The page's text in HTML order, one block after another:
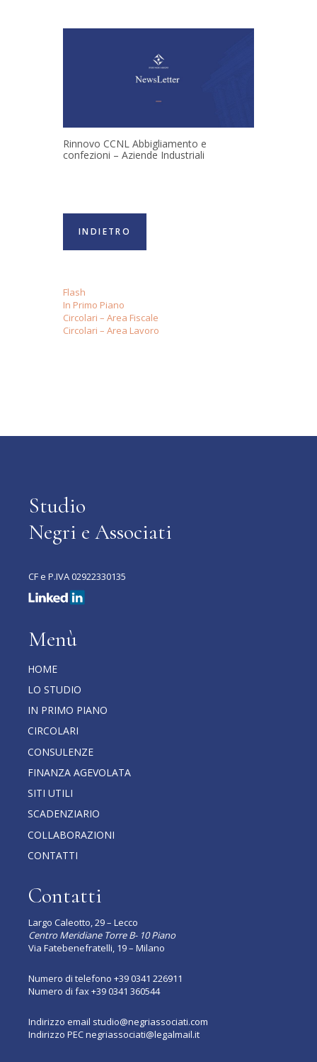
Rinnovo CCNL Abbigliamento e
confezioni – Aziende Industriali
INDIETRO
Flash
In Primo Piano
Circolari – Area Fiscale
Circolari – Area Lavoro
Studio
Negri e Associati
CF e P.IVA 02922330135
Menù
HOME
LO STUDIO
IN PRIMO PIANO
CIRCOLARI
CONSULENZE
FINANZA AGEVOLATA
SITI UTILI
SCADENZIARIO
COLLABORAZIONI
CONTATTI
Contatti
Largo Caleotto, 29 – Lecco
Centro Meridiane Torre B- 10 Piano
Via Fatebenefratelli, 19 – Milano
Numero di telefono +39 0341 226911
Numero di fax +39 0341 360544
Indirizzo email studio@negriassociati.com
Indirizzo PECnegriassociati@legalmail.it